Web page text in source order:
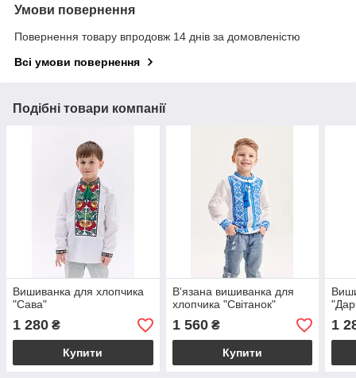
Умови повернення
Повернення товару впродовж 14 днів за домовленістю
Всі умови повернення
Подібні товари компанії
Вишиванка для хлопчика
"Сава"
1 280 ₴
Купити
В'язана вишиванка для
хлопчика "Світанок"
1 560₴
Купити
1